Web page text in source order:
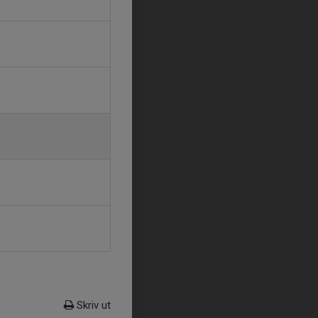
Skriv ut